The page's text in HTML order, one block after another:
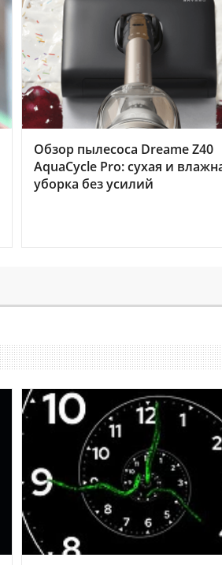
Обзор пылесоса Dreame Z40
AquaCycle Pro: сухая и
уборка без усилий